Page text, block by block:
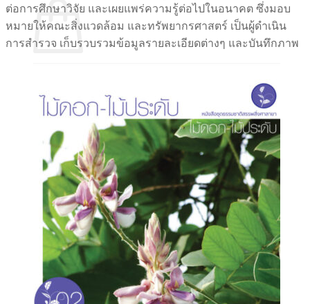
Return to shop
ต่อการศึกษาวิจัย และเผยแพร่ความรู้ต่อไปในอนาคต ซึ่งมอบ
หมายให้คณะสิ่งแวดล้อม และทรัพยากรศาสตร์ เป็นผู้ดำเนิน
การสำรวจ เก็บรวบรวมข้อมูลรายละเอียดต่างๆ และบันทึกภาพ